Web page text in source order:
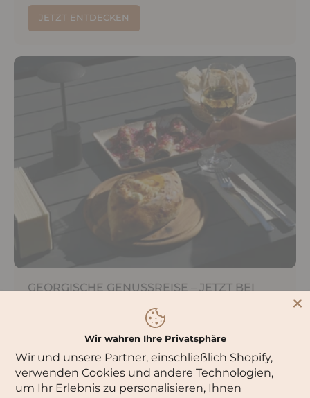
JETZT ENTDECKEN
GEORGISCHE GENUSSREISE – JETZT BEI
Ob Dinner zu zweit oder Abend mit Freunden
– erlebe Kulinarik & Gastfreundschaft.
JETZT ENTDECKEN
Wir wahren Ihre Privatsphäre
Wir und unsere Partner, einschließlich Shopify,
verwenden Cookies und andere Technologien,
um Ihr Erlebnis zu personalisieren, Ihnen